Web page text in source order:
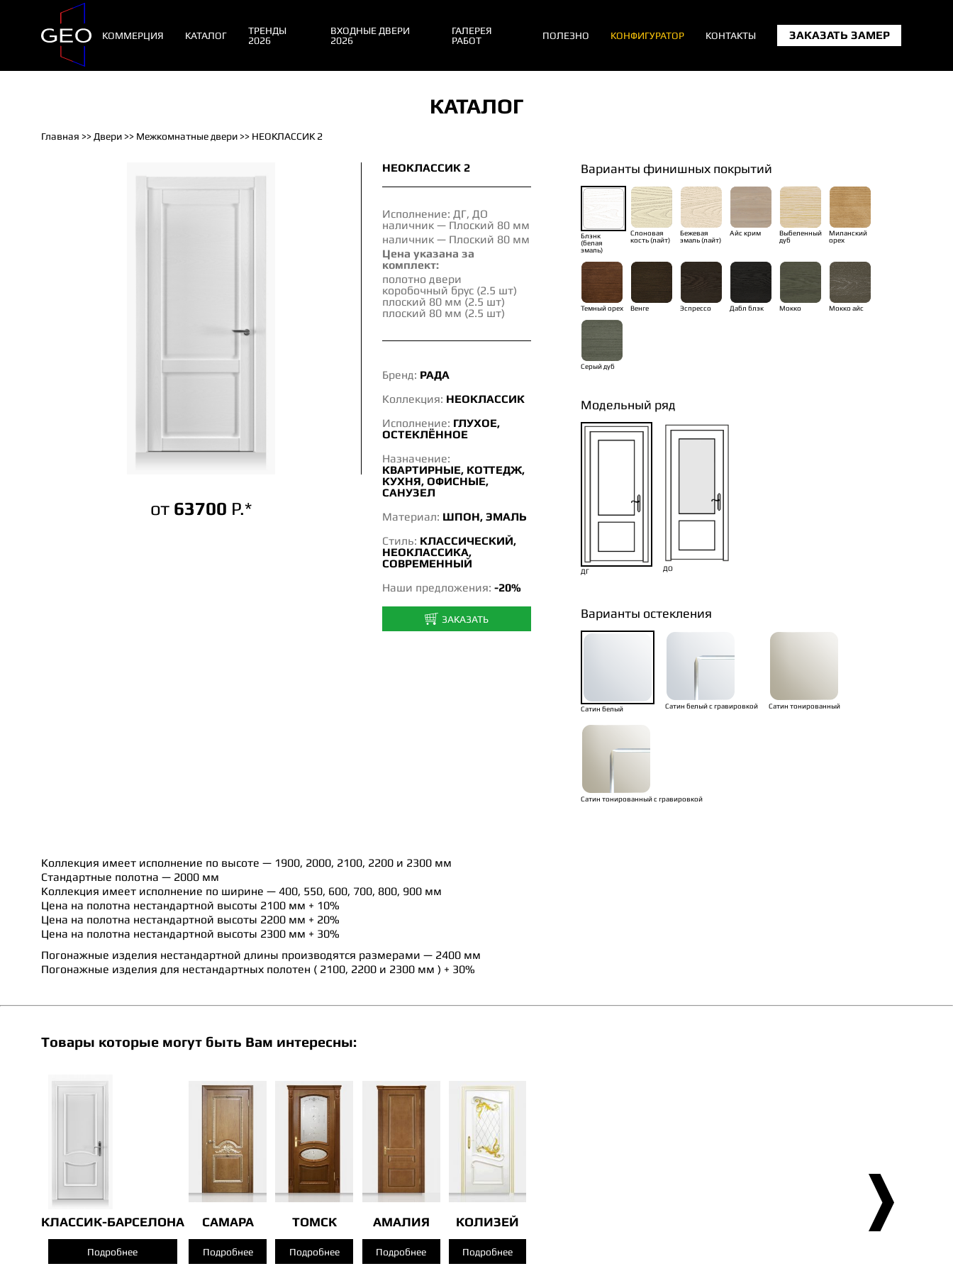
КОММЕРЦИЯ КАТАЛОГ
ТРЕНДЫ
2026
ВХОДНЫЕ ДВЕРИ
2026
ГАЛЕРЕЯ
РАБОТ
ПОЛЕЗНО КОНФИГУРАТОР КОНТАКТЫ ЗАКАЗАТЬ ЗАМЕР
КАТАЛОГ
Главная >> Двери>> Межкомнатные двери>> НЕОКЛАССИК 2
от 63700 Р.*
НЕОКЛАССИК 2
Исполнение: ДГ, ДО
наличник — Плоский 80 мм
наличник — Плоский 80 мм
Цена указана за
комплект:
полотно двери
коробочный брус (2.5 шт)
плоский 80 мм (2.5 шт)
плоский 80 мм (2.5 шт)
Бренд: РАДА
Коллекция: НЕОКЛАССИК
Исполнение: ГЛУХОЕ,
ОСТЕКЛЁННОЕ
Назначение:
КВАРТИРНЫЕ, КОТТЕДЖ,
КУХНЯ, ОФИСНЫЕ,
САНУЗЕЛ
Материал: ШПОН, ЭМАЛЬ
Стиль: КЛАССИЧЕСКИЙ,
НЕОКЛАССИКА,
СОВРЕМЕННЫЙ
Наши предложения:-20%
ЗАКАЗАТЬ
Варианты финишных покрытий
Блэнк
(белая
эмаль)
Слоновая
кость (лайт)
Бежевая
эмаль (лайт)
Айс крим
Выбеленный
дуб
Миланский
орех
Темный орех Венге Эспрессо Дабл блэк Мокко Мокко айс
Серый дуб
Модельный ряд
ДГ ДО
Варианты остекления
Сатин белый Сатин белый с гравировкой Сатин тонированный
Сатин тонированный с гравировкой
Коллекция имеет исполнение по высоте — 1900, 2000, 2100, 2200 и 2300 мм
Стандартные полотна — 2000 мм
Коллекция имеет исполнение по ширине — 400, 550, 600, 700, 800, 900 мм
Цена на полотна нестандартной высоты 2100 мм + 10%
Цена на полотна нестандартной высоты 2200 мм + 20%
Цена на полотна нестандартной высоты 2300 мм + 30%
Погонажные изделия нестандартной длины производятся размерами — 2400 мм
Погонажные изделия для нестандартных полотен ( 2100, 2200 и 2300 мм ) + 30%
Товары которые могут быть Вам интересны:
КЛАССИК-БАРСЕЛОНА
Подробнее
САМАРА
Подробнее
ТОМСК
Подробнее
АМАЛИЯ
Подробнее
КОЛИЗЕЙ
Подробнее